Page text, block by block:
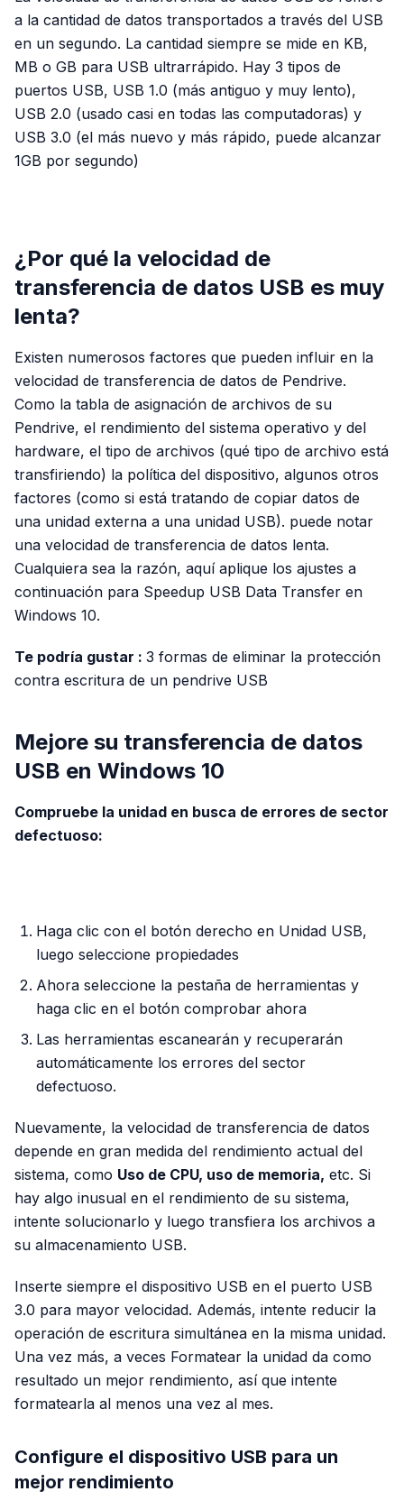
a la cantidad de datos transportados a través del USB
en un segundo. La cantidad siempre se mide en KB,
MB o GB para USB ultrarrápido. Hay 3 tipos de
puertos USB, USB 1.0 (más antiguo y muy lento),
USB 2.0 (usado casi en todas las computadoras) y
USB 3.0 (el más nuevo y más rápido, puede alcanzar
1GB por segundo)
¿Por qué la velocidad de
transferencia de datos USB es muy
lenta?
Existen numerosos factores que pueden influir en la
velocidad de transferencia de datos de Pendrive.
Como la tabla de asignación de archivos de su
Pendrive, el rendimiento del sistema operativo y del
hardware, el tipo de archivos (qué tipo de archivo está
transfiriendo) la política del dispositivo, algunos otros
factores (como si está tratando de copiar datos de
una unidad externa a una unidad USB). puede notar
una velocidad de transferencia de datos lenta.
Cualquiera sea la razón, aquí aplique los ajustes a
continuación para Speedup USB Data Transfer en
Windows 10.
Te podría gustar : 3 formas de eliminar la protección
contra escritura de un pendrive USB
Mejore su transferencia de datos
USB en Windows 10
Compruebe la unidad en busca de errores de sector
defectuoso:
Haga clic con el botón derecho en Unidad USB,
luego seleccione propiedades
Ahora seleccione la pestaña de herramientas y
haga clic en el botón comprobar ahora
Las herramientas escanearán y recuperarán
automáticamente los errores del sector
defectuoso.
Nuevamente, la velocidad de transferencia de datos
depende en gran medida del rendimiento actual del
sistema, como Uso de CPU, uso de memoria, etc. Si
hay algo inusual en el rendimiento de su sistema,
intente solucionarlo y luego transfiera los archivos a
su almacenamiento USB.
Inserte siempre el dispositivo USB en el puerto USB
3.0 para mayor velocidad. Además, intente reducir la
operación de escritura simultánea en la misma unidad.
Una vez más, a veces Formatear la unidad da como
resultado un mejor rendimiento, así que intente
formatearla al menos una vez al mes.
Configure el dispositivo USB para un
mejor rendimiento